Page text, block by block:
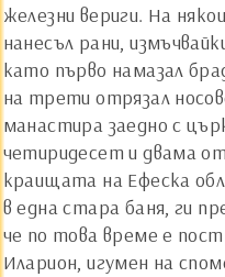
железни вериги. На
нанесъл рани,
като първо намазал
на трети отрязал
манастира заедно с
четиридесет и двама
краищата на Ефеска
в една стара баня, ги
че по това време е
Иларион, игумен на